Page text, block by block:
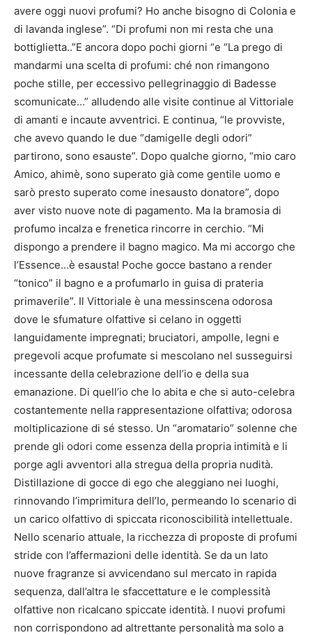
avere oggi nuovi profumi? Ho anche bisogno di Colonia e
di lavanda inglese”. “Di profumi non mi resta che una
bottiglietta..”E ancora dopo pochi giorni “e “La prego di
mandarmi una scelta di profumi: ché non rimangono
poche stille, per eccessivo pellegrinaggio di Badesse
scomunicate…” alludendo alle visite continue al Vittoriale
di amanti e incaute avventrici. E continua, “le provviste,
che avevo quando le due “damigelle degli odori”
partirono, sono esauste”. Dopo qualche giorno, “mio caro
Amico, ahimè, sono superato già come gentile uomo e
sarò presto superato come inesausto donatore”, dopo
aver visto nuove note di pagamento. Ma la bramosia di
profumo incalza e frenetica rincorre in cerchio. “Mi
dispongo a prendere il bagno magico. Ma mi accorgo che
l’Essence…è esausta! Poche gocce bastano a render
“tonico” il bagno e a profumarlo in guisa di prateria
primaverile”. Il Vittoriale è una messinscena odorosa
dove le sfumature olfattive si celano in oggetti
languidamente impregnati; bruciatori, ampolle, legni e
pregevoli acque profumate si mescolano nel susseguirsi
incessante della celebrazione dell’io e della sua
emanazione. Di quell’io che lo abita e che si auto-celebra
costantemente nella rappresentazione olfattiva; odorosa
moltiplicazione di sé stesso. Un “aromatario” solenne che
prende gli odori come essenza della propria intimità e li
porge agli avventori alla stregua della propria nudità.
Distillazione di gocce di ego che aleggiano nei luoghi,
rinnovando l’imprimitura dell’Io, permeando lo scenario di
un carico olfattivo di spiccata riconoscibilità intellettuale.
Nello scenario attuale, la ricchezza di proposte di profumi
stride con l’affermazioni delle identità. Se da un lato
nuove fragranze si avvicendano sul mercato in rapida
sequenza, dall’altra le sfaccettature e le complessità
olfattive non ricalcano spiccate identità. I nuovi profumi
non corrispondono ad altrettante personalità ma solo a